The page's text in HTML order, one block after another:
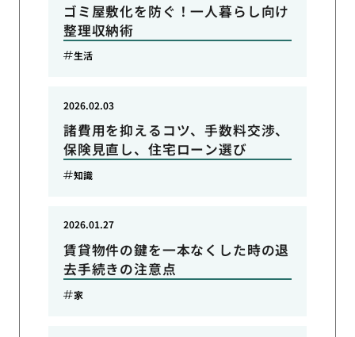
ゴミ屋敷化を防ぐ！一人暮らし向け
整理収納術
生活
諸費用を抑えるコツ、手数料交渉、
保険見直し、住宅ローン選び
2026.02.03
知識
賃貸物件の鍵を一本なくした時の退
去手続きの注意点
2026.01.27
家